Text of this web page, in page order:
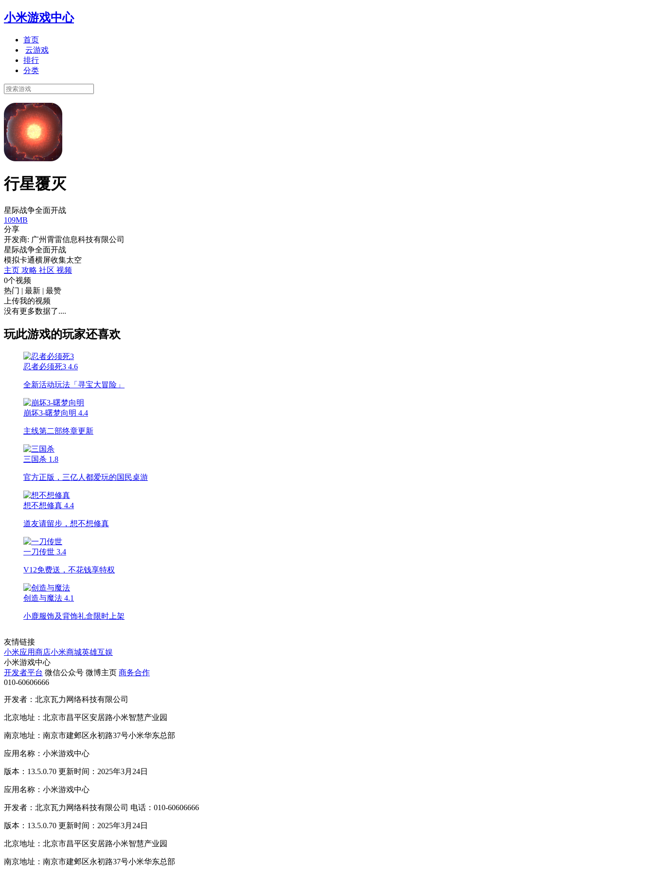
小米游戏中心
首页
云游戏
排行
分类
行星覆灭
星际战争全面开战
109MB
分享
开发商: 广州霄雷信息科技有限公司
星际战争全面开战
模拟卡通横屏收集太空
主页 攻略 社区 视频
0个视频
热门 | 最新 | 最赞
上传我的视频
没有更多数据了....
玩此游戏的玩家还喜欢
忍者必须死3 4.6
全新活动玩法「寻宝大冒险」
崩坏3-曙梦向明 4.4
主线第二部终章更新
三国杀 1.8
官方正版，三亿人都爱玩的国民桌游
想不想修真 4.4
道友请留步，想不想修真
一刀传世 3.4
V12免费送，不花钱享特权
创造与魔法 4.1
小鹿服饰及背饰礼盒限时上架
友情链接
小米应用商店小米商城英雄互娱
小米游戏中心
开发者平台 微信公众号 微博主页 商务合作
010-60606666
开发者：北京瓦力网络科技有限公司
北京地址：北京市昌平区安居路小米智慧产业园
南京地址：南京市建邺区永初路37号小米华东总部
应用名称：小米游戏中心
版本：13.5.0.70 更新时间：2025年3月24日
应用名称：小米游戏中心
开发者：北京瓦力网络科技有限公司 电话：010-60606666
版本：13.5.0.70 更新时间：2025年3月24日
北京地址：北京市昌平区安居路小米智慧产业园
南京地址：南京市建邺区永初路37号小米华东总部